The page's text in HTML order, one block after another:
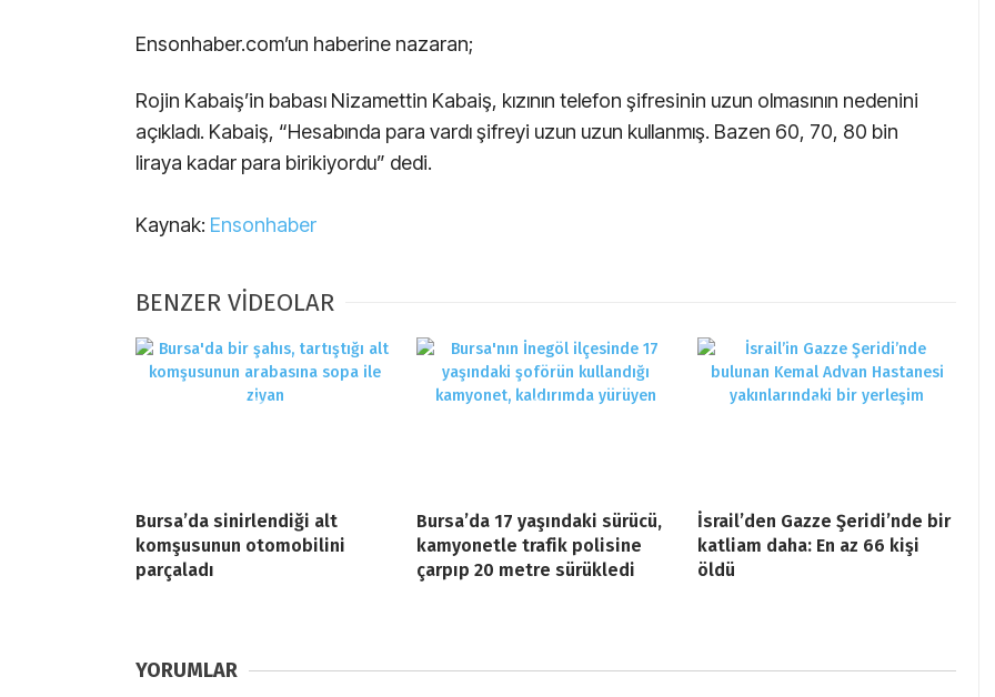
Ensonhaber.com’un haberine nazaran;
Rojin Kabaiş’in babası Nizamettin Kabaiş, kızının telefon şifresinin uzun olmasının nedenini
açıkladı. Kabaiş, “Hesabında para vardı şifreyi uzun uzun kullanmış. Bazen 60, 70, 80 bin
liraya kadar para birikiyordu” dedi.
Kaynak: Ensonhaber
BENZER VİDEOLAR
Bursa’da sinirlendiği alt
komşusunun otomobilini
parçaladı
Bursa’da 17 yaşındaki sürücü,
kamyonetle trafik polisine
çarpıp 20 metre sürükledi
İsrail’den Gazze Şeridi’nde bir
katliam daha: En az 66 kişi
öldü
YORUMLAR